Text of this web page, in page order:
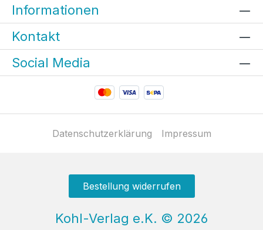
Informationen
Kontakt
Social Media
Datenschutzerklärung Impressum
Bestellung widerrufen
Kohl-Verlag e.K. © 2026